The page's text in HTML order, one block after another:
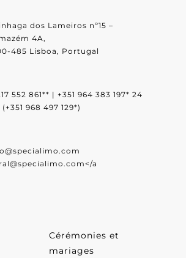
dos Lameiros nº15 –
4A,
485 Lisboa, Portugal
552 861** | +351 964 383 197* 24
968 497 129*)
</a
Cérémonies et
mariages